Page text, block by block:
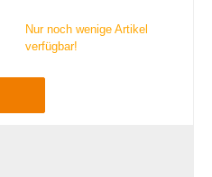
Nur noch wenige Artikel
verfügbar!